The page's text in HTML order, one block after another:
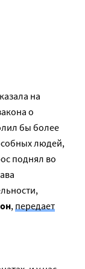
на
о
бы более
людей,
поднял во
,передает